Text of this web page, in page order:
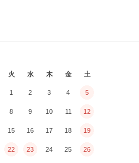
火 水 木 金 土
1 2 3 4 5
8 9 10 11 12
15 16 17 18 19
22 23 24 25 26